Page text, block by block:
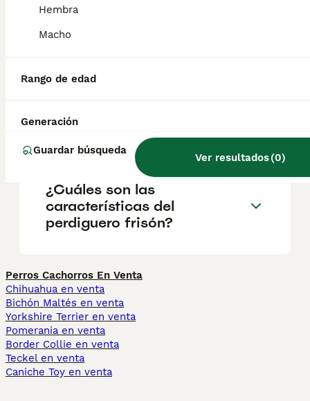
Hembra
Macho
Rango de edad
Generación
Guardar búsqueda
Ver resultados(0)
¿Cuál es el perro más
pequeño y tranquilo?
¿Cuáles son las
características del
perdiguero frisón?
Perros Cachorros En Venta
Chihuahua en venta
Bichón Maltés en venta
Yorkshire Terrier en venta
Pomerania en venta
Border Collie en venta
Teckel en venta
Caniche Toy en venta